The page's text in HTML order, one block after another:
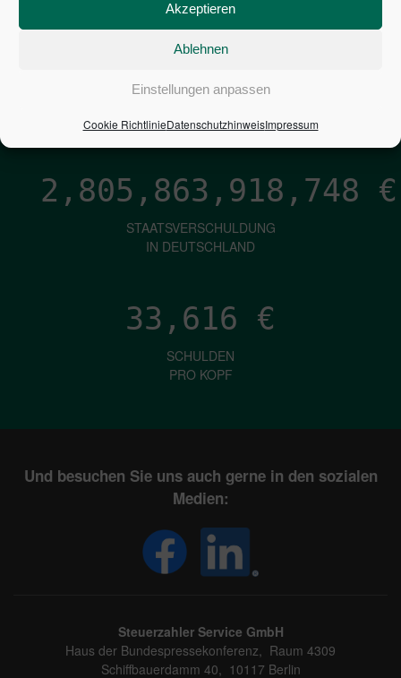
Akzeptieren
Ablehnen
Einstellungen anpassen
Cookie RichtlinieDatenschutzhinweisImpressum
1,601
ZINSEN
PRO SEKUNDE
2,805,863,919,595 €
STAATSVERSCHULDUNG
IN DEUTSCHLAND
33,616 €
SCHULDEN
PRO KOPF
Und besuchen Sie uns auch gerne in den sozialen
Medien:
Steuerzahler Service GmbH
Haus der Bundespressekonferenz, Raum 4309
Schiffbauerdamm 40, 10117 Berlin